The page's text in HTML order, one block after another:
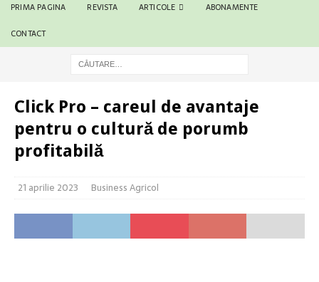
PRIMA PAGINA REVISTA ARTICOLE ABONAMENTE
CONTACT
Click Pro – careul de avantaje
pentru o cultură de porumb
profitabilă
21 aprilie 2023 Business Agricol